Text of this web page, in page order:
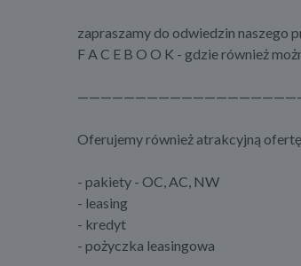
zapraszamy do odwiedzin naszego
F A C E B O O K - gdzie również
Oferujemy również atrakcyjną
- pakiety - OC, AC, NW
- leasing
- kredyt
- pożyczka leasingowa